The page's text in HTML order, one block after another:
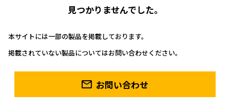
見つかりませんでした。
本サイトには一部の製品を掲載しております。
掲載されていない製品についてはお問い合わせください。
お問い合わせ